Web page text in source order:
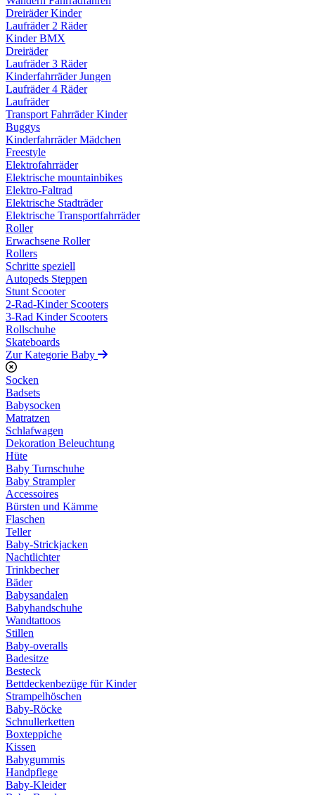
Dreiräder Kinder
Laufräder 2 Räder
Kinder BMX
Dreiräder
Laufräder 3 Räder
Kinderfahrräder Jungen
Laufräder 4 Räder
Laufräder
Transport Fahrräder Kinder
Buggys
Kinderfahrräder Mädchen
Freestyle
Elektrofahrräder
Elektrische mountainbikes
Elektro-Faltrad
Elektrische Stadträder
Elektrische Transportfahrräder
Roller
Erwachsene Roller
Rollers
Schritte speziell
Autopeds Steppen
Stunt Scooter
2-Rad-Kinder Scooters
3-Rad Kinder Scooters
Rollschuhe
Skateboards
Zur Kategorie Baby
Socken
Badsets
Babysocken
Matratzen
Schlafwagen
Dekoration Beleuchtung
Hüte
Baby Turnschuhe
Baby Strampler
Accessoires
Bürsten und Kämme
Flaschen
Teller
Baby-Strickjacken
Nachtlichter
Trinkbecher
Bäder
Babysandalen
Babyhandschuhe
Wandtattoos
Stillen
Baby-overalls
Badesitze
Besteck
Bettdeckenbezüge für Kinder
Strampelhöschen
Baby-Röcke
Schnullerketten
Boxteppiche
Kissen
Babygummis
Handpflege
Baby-Kleider